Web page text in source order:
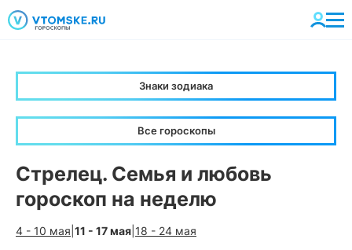
Знаки зодиака
Стрелец. Семья и любовь
гороскоп на неделю
4 - 10 мая 11 - 17 мая 18 - 24 мая
Все гороскопы